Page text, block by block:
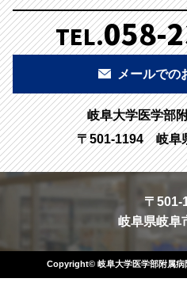
TEL.058-
メールでの
岐阜大学医学部
〒501-1194 岐阜
〒501-
岐阜県岐阜
Copyright© 岐阜大学医学部附属